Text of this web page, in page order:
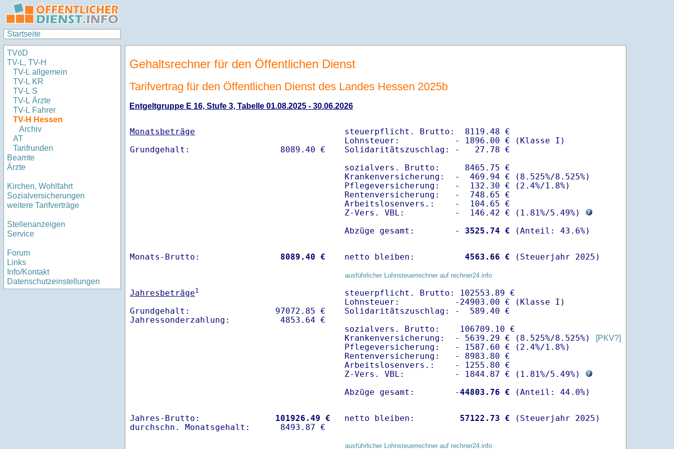
Startseite
TVöD
TV-L, TV-H
TV-L allgemein
TV-L KR
TV-L S
TV-L Ärzte
TV-L Fahrer
TV-H Hessen
Archiv
AT
Tarifrunden
Beamte
Ärzte
Kirchen, Wohlfahrt
Sozialversicherungen
weitere Tarifverträge
Stellenanzeigen
Service
Forum
Links
Info/Kontakt
Datenschutzeinstellungen
Gehaltsrechner für den Öffentlichen Dienst
Tarifvertrag für den Öffentlichen Dienst des Landes Hessen 2025b
Entgeltgruppe E 16, Stufe 3, Tabelle 01.08.2025 - 30.06.2026
Monatsbeträge
steuerpflicht. Brutto:  8119.48 €
Lohnsteuer:           - 1896.00 € (Klasse I)
Solidaritätszuschlag: -   27.78 €
sozialvers. Brutto:     8465.75 €
Krankenversicherung:  -  469.94 € (8.525%/8.525%)
Pflegeversicherung:   -  132.30 € (2.4%/1.8%)
Rentenversicherung:   -  748.65 €
Arbeitslosenvers.:    -  104.65 €
Z-Vers. VBL:          -  146.42 € ( 1.81%/5.49%)
Abzüge gesamt:        -
3525.74 €
Monats-Brutto: 8089.40 € netto bleiben: 4563.66 € (Steuerjahr 2025)
ausführlicher Lohnsteuerrechner auf rechner24.info
Jahresbeträge1
Grundgehalt:                 97072.85 €
steuerpflicht. Brutto: 102553.89 €
Lohnsteuer:           -24903.00 € (Klasse I)
Solidaritätszuschlag: -  589.40 €
sozialvers. Brutto:    106709.10 €
Krankenversicherung:  - 5639.29 € (8.525%/8.525%)
[PKV?]
Pflegeversicherung:   - 1587.60 € (2.4%/1.8%)
Rentenversicherung:   - 8983.80 €
Arbeitslosenvers.:    - 1255.80 €
Z-Vers. VBL:          - 1844.87 € ( 1.81%/5.49%)
Abzüge gesamt:        -44803.76 €
Jahres-Brutto: 101926.49 €
netto bleiben: 57122.73 € (Steuerjahr 2025)
ausführlicher Lohnsteuerrechner auf rechner24.info